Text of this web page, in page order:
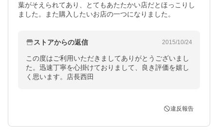
葉がそえられてあり、とてもあたたかい店だとほっこりし
ました。また購入したいお店の一つになりました。
ストアからの返信 2015/10/24
この度はご利用いただきましてありがとうございまし
た。迅速丁寧を心掛けておりまして、良き評価を嬉し
く思います。店長西田
違反報告